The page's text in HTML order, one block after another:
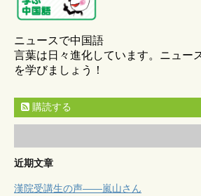
ニュースで中国語
言葉は日々進化しています。ニュー
を学びましょう！
購読する
近期文章
漢院受講生の声——嵐山さん